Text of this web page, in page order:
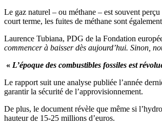
Le gaz naturel – ou méthane – est souvent
court terme, les fuites de méthane sont
Laurence Tubiana, PDG de la Fondation
commencer à baisser dès aujourd’hui. Sinon,
« L’époque des combustibles fossiles est
Le rapport suit une analyse publiée l’année
garantir la sécurité de l’approvisionnement.
De plus, le document révèle que même si
hauteur de 15-25 millions d’euros.